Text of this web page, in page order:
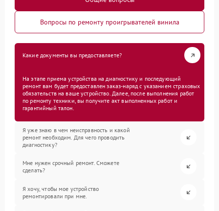
Вопросы по ремонту проигрывателей винила
Какие документы вы предоставляете?
На этапе приема устройства на диагностику и последующий
ремонт вам будет предоставлен заказ-наряд с указанием страховых
обязательств на ваше устройство. Далее, после выполнения работ
по ремонту техники, вы получите акт выполненных работ и
гарантийный талон.
Я уже знаю в чем неисправность и какой
ремонт необходим. Для чего проводить
диагностику?
Мне нужен срочный ремонт. Сможете
сделать?
Я хочу, чтобы мое устройство
ремонтировали при мне.